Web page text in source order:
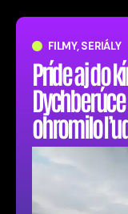
FILMY, SERIÁLY
Príde aj do
ohromilo